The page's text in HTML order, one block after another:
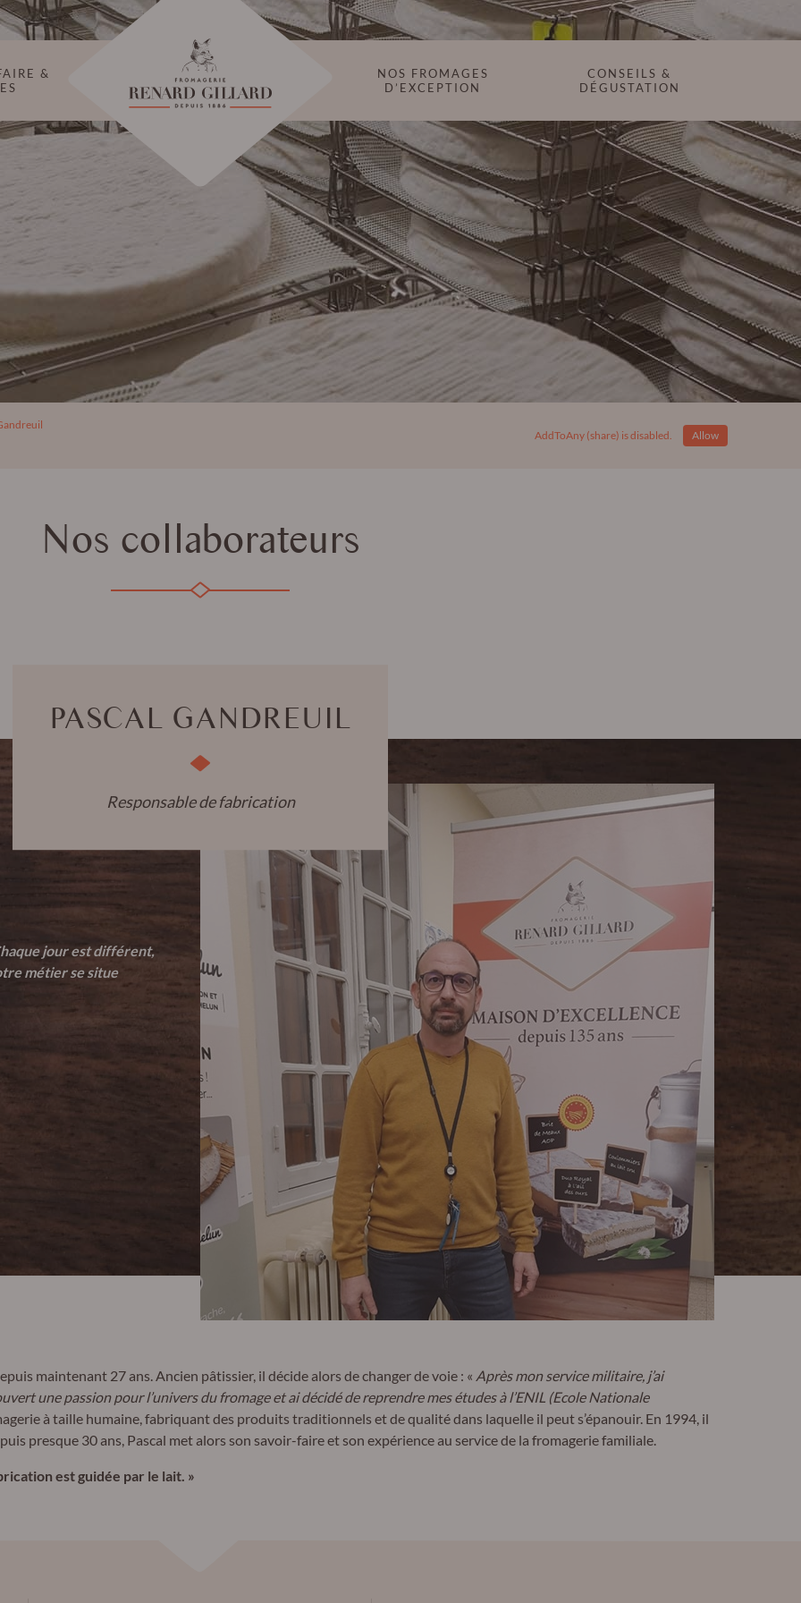
&
NOS FROMAGES
D’EXCEPTION
CONSEILS &
DÉGUSTATION
:
AddToAny (share) is disabled.
Allow
Nos collaborateurs
PASCAL GANDREUIL
Responsable de fabrication
jour est différent,
métier se situe
maintenant 27 ans. Ancien pâtissier, il décide alors de changer de voie : « Après mon service militaire, j’ai
une passion pour l’univers du fromage et ai décidé de reprendre mes études à l’ENIL (Ecole Nationale
à taille humaine, fabriquant des produits traditionnels et de qualité dans laquelle il peut s’épanouir. En 1994, il
presque 30 ans, Pascal met alors son savoir-faire et son expérience au service de la fromagerie familiale.
est guidée par le lait. »